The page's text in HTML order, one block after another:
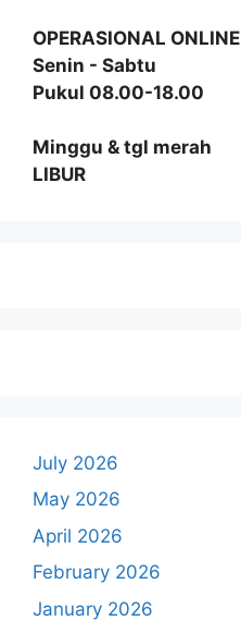
OPERASIONAL ONLINE
Senin - Sabtu
Pukul 08.00-18.00
Minggu & tgl merah
LIBUR
July 2026
May 2026
April 2026
February 2026
January 2026